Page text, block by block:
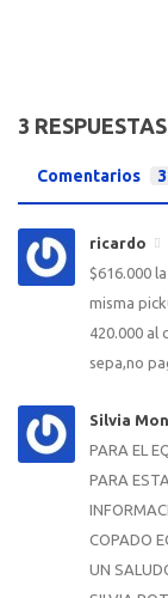
3 RESPUESTAS
Comentarios 3
ricardo
$616.000
misma
420.000 al
sepa,no
Silvia
PARA EL
PARA
COPADO
UN